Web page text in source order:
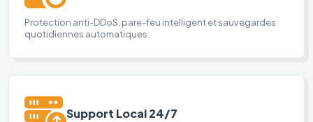
Protection anti-DDoS, pare-feu intelligent et sauvegardes
quotidiennes automatiques.
Support Local 24/7